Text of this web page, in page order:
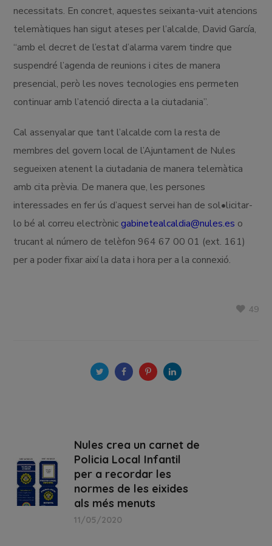
necessitats. En concret, aquestes seixanta-vuit atencions
telemàtiques han sigut ateses per l’alcalde, David García,
“amb el decret de l’estat d’alarma varem tindre que
suspendré l’agenda de reunions i cites de manera
presencial, però les noves tecnologies ens permeten
continuar amb l’atenció directa a la ciutadania”.
Cal assenyalar que tant l’alcalde com la resta de
membres del govern local de l’Ajuntament de Nules
segueixen atenent la ciutadania de manera telemàtica
amb cita prèvia. De manera que, les persones
interessades en fer ús d’aquest servei han de sol•licitar-
lo bé al correu electrònicgabinetealcaldia@nules.es o
trucant al número de telèfon 964 67 00 01 (ext. 161)
per a poder fixar així la data i hora per a la connexió.
49
Nules crea un carnet de
Policia Local Infantil
per a recordar les
normes de les eixides
als més menuts
11/05/2020